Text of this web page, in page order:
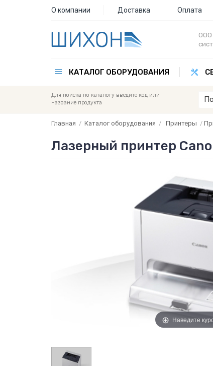
О компании Доставка Оплата
ООО
КАТАЛОГ ОБОРУДОВАНИЯ
Для поиска по каталогу введите код или
название продукта
Главная / Каталог оборудования / Принтеры /
Лазерный принтер
Наведите